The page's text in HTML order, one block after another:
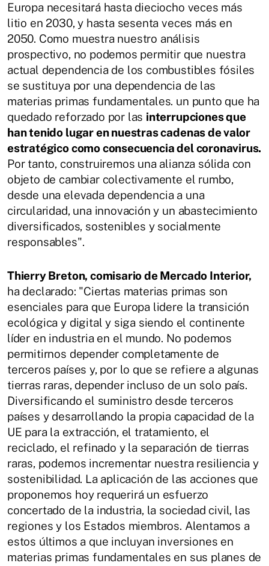
Europa necesitará hasta dieciocho veces más
litio en 2030, y hasta sesenta veces más en
2050. Como muestra nuestro análisis
prospectivo, no podemos permitir que nuestra
actual dependencia de los combustibles fósiles
se sustituya por una dependencia de las
materias primas fundamentales. un punto que ha
quedado reforzado por las interrupciones que
han tenido lugar en nuestras cadenas de valor
estratégico como consecuencia del coronavirus.
Por tanto, construiremos una alianza sólida con
objeto de cambiar colectivamente el rumbo,
desde una elevada dependencia a una
circularidad, una innovación y un abastecimiento
diversificados, sostenibles y socialmente
responsables".
Thierry Breton, comisario de Mercado Interior,
ha declarado: "Ciertas materias primas son
esenciales para que Europa lidere la transición
ecológica y digital y siga siendo el continente
líder en industria en el mundo. No podemos
permitirnos depender completamente de
terceros países y, por lo que se refiere a algunas
tierras raras, depender incluso de un solo país.
Diversificando el suministro desde terceros
países y desarrollando la propia capacidad de la
UE para la extracción, el tratamiento, el
reciclado, el refinado y la separación de tierras
raras, podemos incrementar nuestra resiliencia y
sostenibilidad. La aplicación de las acciones que
proponemos hoy requerirá un esfuerzo
concertado de la industria, la sociedad civil, las
regiones y los Estados miembros. Alentamos a
estos últimos a que incluyan inversiones en
materias primas fundamentales en sus planes de